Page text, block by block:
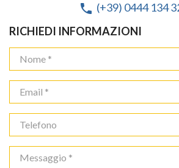
phone (+39) 0444 134
RICHIEDI INFORMAZIONI